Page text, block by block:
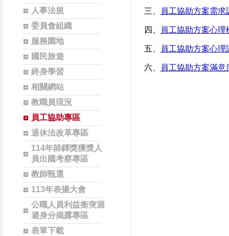
人事法規
委員會組織
服務園地
國民旅遊
終身學習
相關網站
教職員現況
員工協助專區
退休法改革專區
114年師鐸獎獲獎人
員出國考察專區
教師甄選
113年表揚大會
公職人員利益衝突迴
避身分揭露專區
表單下載
三、 員工協助方案需求
四、 員工協助方案心理
五、 員工協助方案心
六、 員工協助方案滿意